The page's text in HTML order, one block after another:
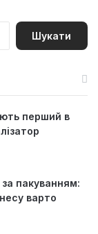
П
перший в
пакуванням:
варто